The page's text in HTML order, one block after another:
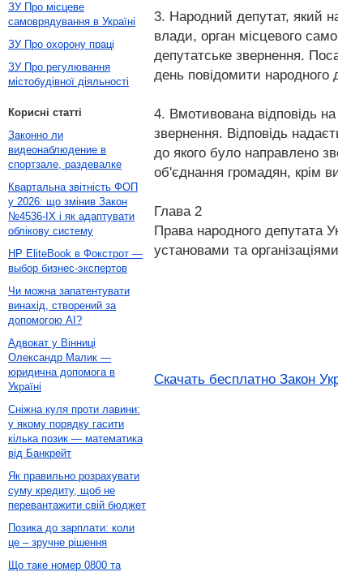
3. Народний депутат, який
влади, орган місцевого
депутатське звернення.
день повідомити народного
4. Вмотивована відповідь
звернення. Відповідь
до якого було направлено
об'єднання громадян, крім
Глава 2
Права народного депутата
установами та
Скачать бесплатно Закон
ЗУ Про місцеве
самоврядування в Україні
ЗУ Про охорону праці
ЗУ Про регулювання
містобудівної діяльності
Корисні статті
Законно ли
видеонаблюдение в
спортзале, раздевалке
Квартальна звітність ФОП
у 2026: що змінив Закон
№4536-IX і як адаптувати
облікову систему
HP EliteBook в Фокстрот —
выбор бизнес-экспертов
Чи можна запатентувати
винахід, створений за
допомогою AI?
Адвокат у Вінниці
Олександр Малик —
юридична допомога в
Україні
Сніжна куля проти лавини:
у якому порядку гасити
кілька позик — математика
від Банкрейт
Як правильно розрахувати
суму кредиту, щоб не
перевантажити свій бюджет
Позика до зарплати: коли
це – зручне рішення
Що таке номер 0800 та